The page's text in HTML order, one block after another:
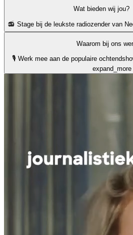
Wat bieden wij jou?
📻 Stage bij de leukste radiozender van
Waarom bij ons
🎙️ Werk mee aan de populaire
expand_more